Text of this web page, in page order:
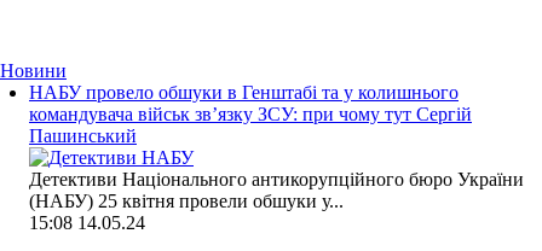
Новини
НАБУ провело обшуки в Генштабі та у колишнього
командувача військ зв’язку ЗСУ: при чому тут Сергій
Пашинський
Детективи Національного антикорупційного бюро України
(НАБУ) 25 квітня провели обшуки у...
15:08 14.05.24